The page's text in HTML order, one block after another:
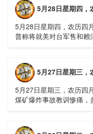
5月28日星期四，
5月28日星期四，农历四
普称将就美对台军售和赖
5月27日星期三，
5月27日星期三，农历四
煤矿爆炸事故教训惨痛